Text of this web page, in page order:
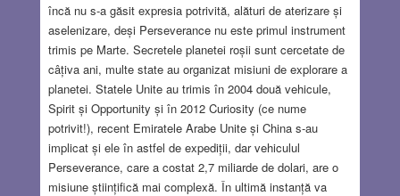
încă nu s-a găsit expresia potrivită, alături de aterizare și
aselenizare, deși Perseverance nu este primul instrument
trimis pe Marte. Secretele planetei roșii sunt cercetate de
câțiva ani, multe state au organizat misiuni de explorare a
planetei. Statele Unite au trimis în 2004 două vehicule,
Spirit și Opportunity și în 2012 Curiosity (ce nume
potrivit!), recent Emiratele Arabe Unite și China s-au
implicat și ele în astfel de expediții, dar vehiculul
Perseverance, care a costat 2,7 miliarde de dolari, are o
misiune științifică mai complexă. În ultimă instanță va